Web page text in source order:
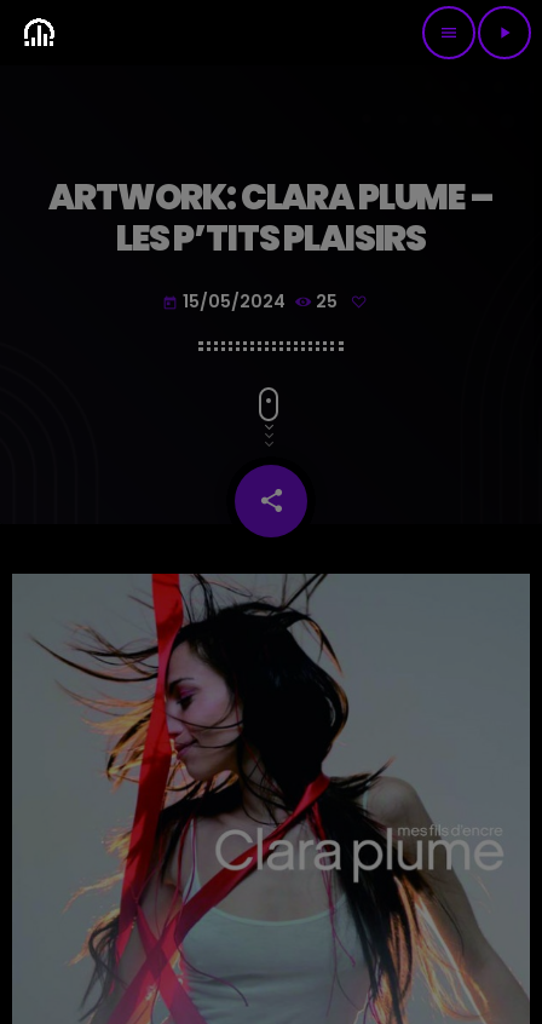
menu play_arrow
ARTWORK: CLARA PLUME –
LES P’TITS PLAISIRS
today 15/05/2024 25
share
email